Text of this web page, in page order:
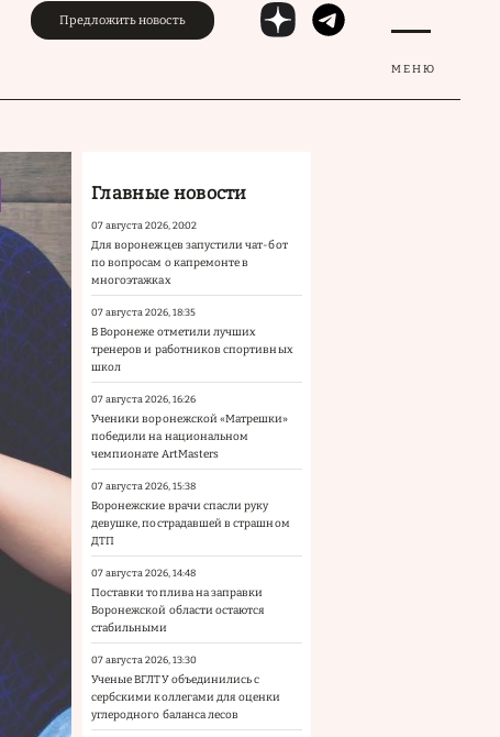
МЕНЮ
Предложить новость
Главные новости
07 августа 2026, 20:02
Для воронежцев запустили чат-бот
по вопросам о капремонте в
многоэтажках
07 августа 2026, 18:35
В Воронеже отметили лучших
тренеров и работников спортивных
школ
07 августа 2026, 16:26
Ученики воронежской «Матрешки»
победили на национальном
чемпионате ArtMasters
07 августа 2026, 15:38
Воронежские врачи спасли руку
девушке, пострадавшей в страшном
ДТП
07 августа 2026, 14:48
Поставки топлива на заправки
Воронежской области остаются
стабильными
07 августа 2026, 13:30
Ученые ВГЛТУ объединились с
сербскими коллегами для оценки
углеродного баланса лесов